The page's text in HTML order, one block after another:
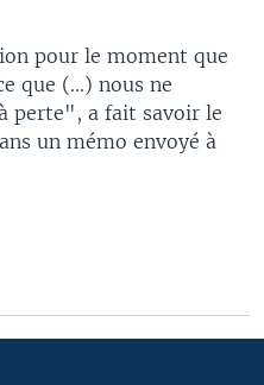
pour le moment que
que (...) nous ne
perte", a fait savoir le
un mémo envoyé à